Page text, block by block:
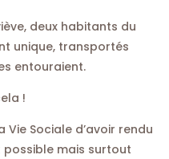
deux habitants du
unique, transportés
entouraient.
!
Vie Sociale d’avoir rendu
mais surtout